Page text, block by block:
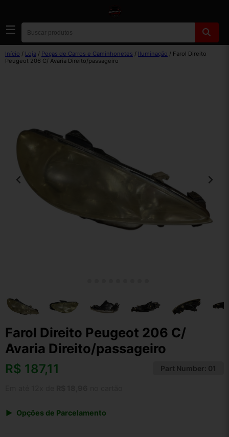
☰
Início / Loja / Peças de Carros e Caminhonetes / Iluminação / Farol Direito
Peugeot 206 C/ Avaria Direito/passageiro
Farol Direito Peugeot 206 C/
Avaria Direito/passageiro
R$ 187,11 Part Number: 01
Opções de Parcelamento